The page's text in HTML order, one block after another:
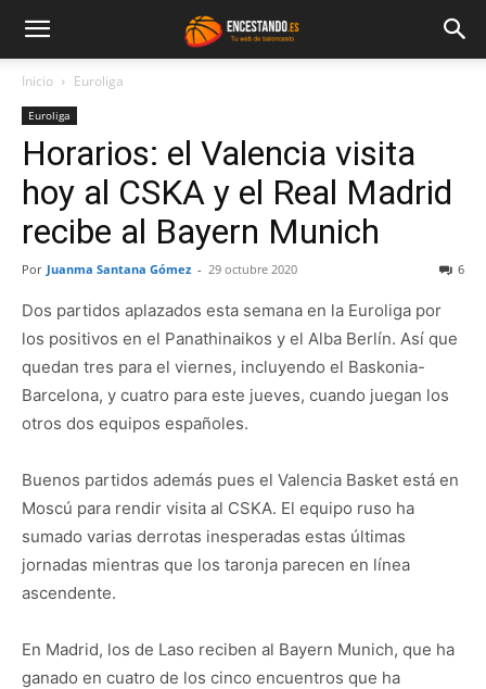
Inicio Euroliga
Euroliga
Horarios: el Valencia visita
hoy al CSKA y el Real Madrid
recibe al Bayern Munich
Por Juanma Santana Gómez - 29 octubre 2020 6
Dos partidos aplazados esta semana en la Euroliga por
los positivos en el Panathinaikos y el Alba Berlín. Así que
quedan tres para el viernes, incluyendo el Baskonia-
Barcelona, y cuatro para este jueves, cuando juegan los
otros dos equipos españoles.
Buenos partidos además pues el Valencia Basket está en
Moscú para rendir visita al CSKA. El equipo ruso ha
sumado varias derrotas inesperadas estas últimas
jornadas mientras que los taronja parecen en línea
ascendente.
En Madrid, los de Laso reciben al Bayern Munich, que ha
ganado en cuatro de los cinco encuentros que ha